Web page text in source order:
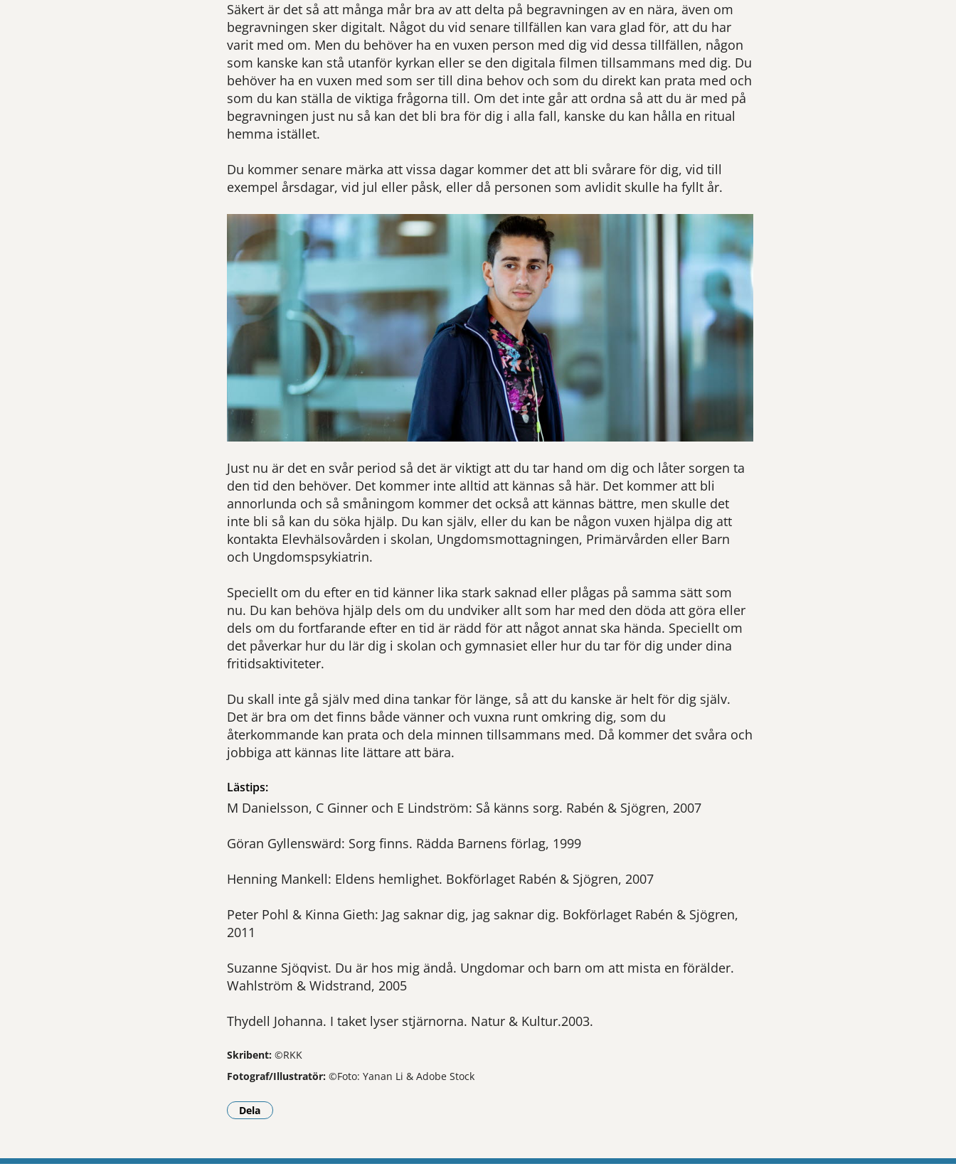
Säkert är det så att många mår bra av att delta på begravningen av en nära, även om
begravningen sker digitalt. Något du vid senare tillfällen kan vara glad för, att du har
varit med om. Men du behöver ha en vuxen person med dig vid dessa tillfällen, någon
som kanske kan stå utanför kyrkan eller se den digitala filmen tillsammans med dig. Du
behöver ha en vuxen med som ser till dina behov och som du direkt kan prata med och
som du kan ställa de viktiga frågorna till. Om det inte går att ordna så att du är med på
begravningen just nu så kan det bli bra för dig i alla fall, kanske du kan hålla en ritual
hemma istället.
Du kommer senare märka att vissa dagar kommer det att bli svårare för dig, vid till
exempel årsdagar, vid jul eller påsk, eller då personen som avlidit skulle ha fyllt år.
Just nu är det en svår period så det är viktigt att du tar hand om dig och låter sorgen ta
den tid den behöver. Det kommer inte alltid att kännas så här. Det kommer att bli
annorlunda och så småningom kommer det också att kännas bättre, men skulle det
inte bli så kan du söka hjälp. Du kan själv, eller du kan be någon vuxen hjälpa dig att
kontakta Elevhälsovården i skolan, Ungdomsmottagningen, Primärvården eller Barn
och Ungdomspsykiatrin.
Speciellt om du efter en tid känner lika stark saknad eller plågas på samma sätt som
nu. Du kan behöva hjälp dels om du undviker allt som har med den döda att göra eller
dels om du fortfarande efter en tid är rädd för att något annat ska hända. Speciellt om
det påverkar hur du lär dig i skolan och gymnasiet eller hur du tar för dig under dina
fritidsaktiviteter.
Du skall inte gå själv med dina tankar för länge, så att du kanske är helt för dig själv.
Det är bra om det finns både vänner och vuxna runt omkring dig, som du
återkommande kan prata och dela minnen tillsammans med. Då kommer det svåra och
jobbiga att kännas lite lättare att bära.
Lästips:
M Danielsson, C Ginner och E Lindström: Så känns sorg. Rabén & Sjögren, 2007
Göran Gyllenswärd: Sorg finns. Rädda Barnens förlag, 1999
Henning Mankell: Eldens hemlighet. Bokförlaget Rabén & Sjögren, 2007
Peter Pohl & Kinna Gieth: Jag saknar dig, jag saknar dig. Bokförlaget Rabén & Sjögren,
2011
Suzanne Sjöqvist. Du är hos mig ändå. Ungdomar och barn om att mista en förälder.
Wahlström & Widstrand, 2005
Thydell Johanna. I taket lyser stjärnorna. Natur & Kultur.2003.
Skribent:©RKK
Fotograf/Illustratör:©Foto: Yanan Li & Adobe Stock
Dela
- Klicka för att öppna delningsalternativ.